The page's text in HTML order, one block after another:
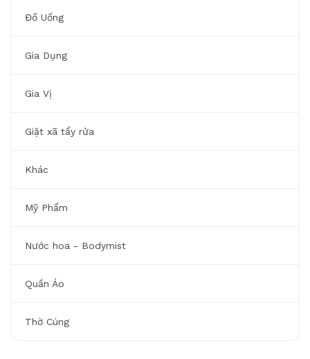
Đồ Uống
Gia Dụng
Gia Vị
Giặt xã tẩy rửa
Khác
Mỹ Phẩm
Nước hoa - Bodymist
Quần Áo
Thờ Cúng